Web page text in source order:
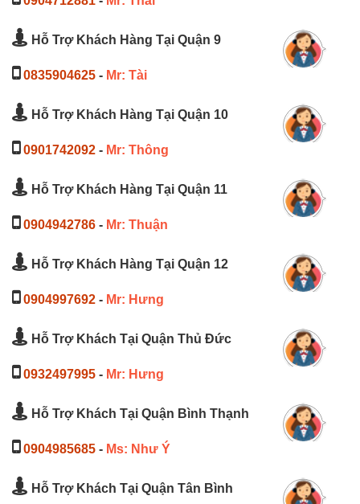
Hỗ Trợ Khách Hàng Tại Quận 9
0835904625 - Mr: Tài
Hỗ Trợ Khách Hàng Tại Quận 10
0901742092 - Mr: Thông
Hỗ Trợ Khách Hàng Tại Quận 11
0904942786 - Mr: Thuận
Hỗ Trợ Khách Hàng Tại Quận 12
0904997692 - Mr: Hưng
Hỗ Trợ Khách Tại Quận Thủ Đức
0932497995 - Mr: Hưng
Hỗ Trợ Khách Tại Quận Bình Thạnh
0904985685 - Ms: Như Ý
Hỗ Trợ Khách Tại Quận Tân Bình